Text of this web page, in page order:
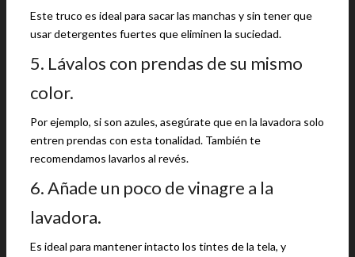
Este truco es ideal para sacar las manchas y sin tener que
usar detergentes fuertes que eliminen la suciedad.
5. Lávalos con prendas de su mismo
color.
Por ejemplo, si son azules, asegúrate que en la lavadora solo
entren prendas con esta tonalidad. También te
recomendamos lavarlos al revés.
6. Añade un poco de vinagre a la
lavadora.
Es ideal para mantener intacto los tintes de la tela, y